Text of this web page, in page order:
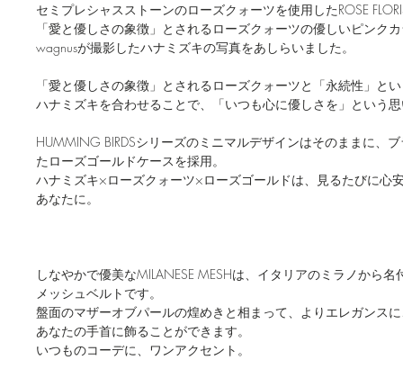
セミプレシャスストーンのローズクォーツを使用したROSE
「愛と優しさの象徴」とされるローズクォーツの優しいピンク
wagnusが撮影したハナミズキの写真をあしらいました。
「愛と優しさの象徴」とされるローズクォーツと「永続性」と
ハナミズキを合わせることで、「いつも心に優しさを」という
HUMMING BIRDSシリーズのミニマルデザインはそのままに、
たローズゴールドケースを採用。
ハナミズキ×ローズクォーツ×ローズゴールドは、見るたびに心
あなたに。
しなやかで優美なMILANESE MESHは、イタリアのミラノから
メッシュベルトです。
盤面のマザーオブパールの煌めきと相まって、よりエレガンス
あなたの手首に飾ることができます。
いつものコーデに、ワンアクセント。